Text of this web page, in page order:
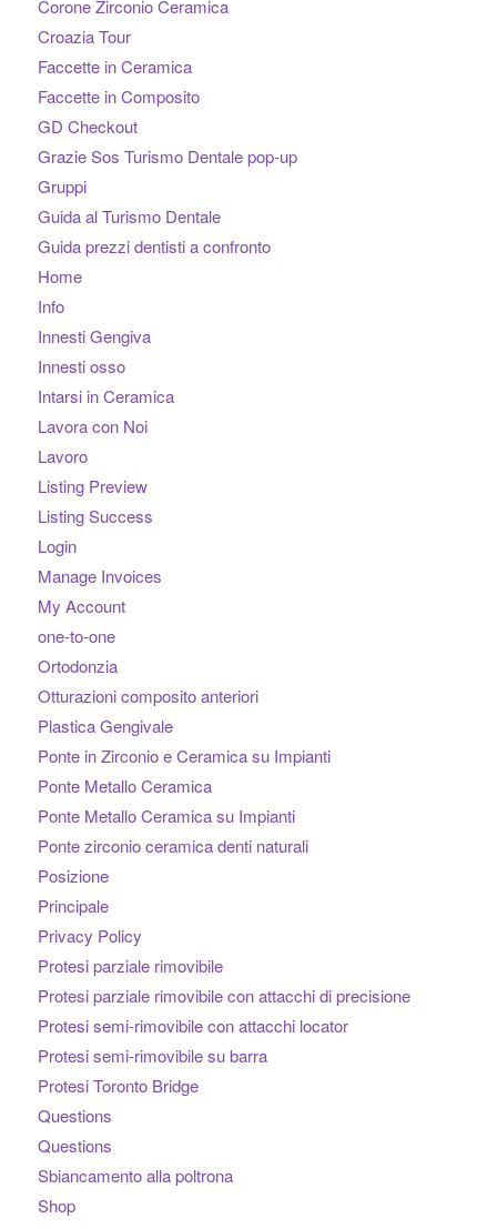
Corone Zirconio Ceramica
Croazia Tour
Faccette in Ceramica
Faccette in Composito
GD Checkout
Grazie Sos Turismo Dentale pop-up
Gruppi
Guida al Turismo Dentale
Guida prezzi dentisti a confronto
Home
Info
Innesti Gengiva
Innesti osso
Intarsi in Ceramica
Lavora con Noi
Lavoro
Listing Preview
Listing Success
Login
Manage Invoices
My Account
one-to-one
Ortodonzia
Otturazioni composito anteriori
Plastica Gengivale
Ponte in Zirconio e Ceramica su Impianti
Ponte Metallo Ceramica
Ponte Metallo Ceramica su Impianti
Ponte zirconio ceramica denti naturali
Posizione
Principale
Privacy Policy
Protesi parziale rimovibile
Protesi parziale rimovibile con attacchi di precisione
Protesi semi-rimovibile con attacchi locator
Protesi semi-rimovibile su barra
Protesi Toronto Bridge
Questions
Questions
Sbiancamento alla poltrona
Shop